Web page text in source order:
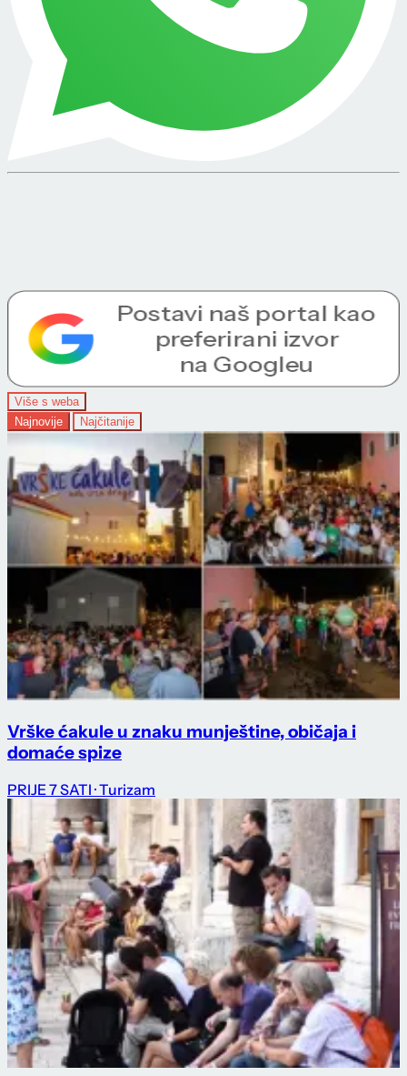
Više s weba
Najnovije
Najčitanije
Vrške ćakule u znaku munještine, običaja i
domaće spize
PRIJE 7 SATI · Turizam